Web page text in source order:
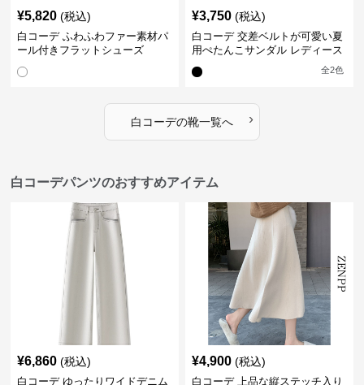
¥5,820 (税込)
白コーデ ふわふわファー素材パ
ール付きフラットシューズ
¥3,750 (税込)
白コーデ 交差ベルトが可愛い夏
用ぺたんこサンダル レディース
全2色
白コーデの靴一覧へ ›
白コーデパンツのおすすめアイテム
¥6,860 (税込)
白コーデ ゆったりワイドデニム
¥4,900 (税込)
白コーデ 上品な縦ステッチ入り